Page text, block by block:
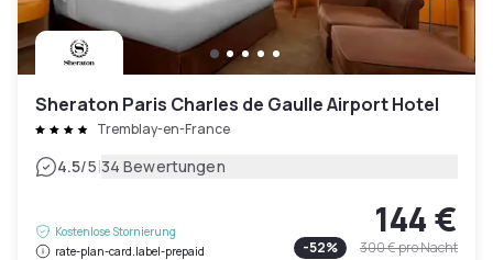
Sheraton Paris Charles de Gaulle Airport Hotel
Tremblay-en-France
4.5/5|34 Bewertungen
Kostenlose Stornierung
rate-plan-card.label-prepaid
144 €
-52% 300 €pro Nacht